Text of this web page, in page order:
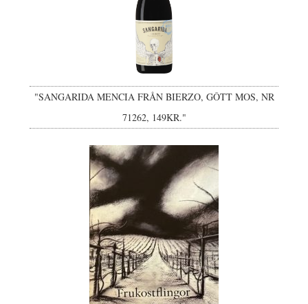
"SANGARIDA MENCIA FRÅN BIERZO, GÔTT MOS, NR
71262, 149KR."